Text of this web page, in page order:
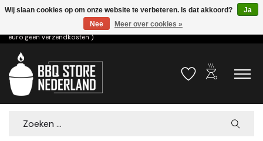
Voor 15.00u besteld dezelfde dag verzonden! ( 6,95 verzendkosten, vanaf 75
euro geen verzendkosten )
Verlanglijst
outdoor_grill
Zoeken
Wij slaan cookies op om onze website te verbeteren. Is dat akkoord?
Ja
Nee
Meer over cookies »